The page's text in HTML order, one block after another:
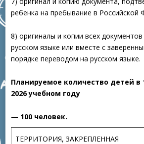
ребенка на пребывание в Российской
8) оригиналы и копии всех
русском языке или вместе с
порядке переводом на русском языке.
Планируемое количество детей в
2026 учебном году
— 100 человек.
ТЕРРИТОРИЯ, ЗАКРЕПЛЕННАЯ